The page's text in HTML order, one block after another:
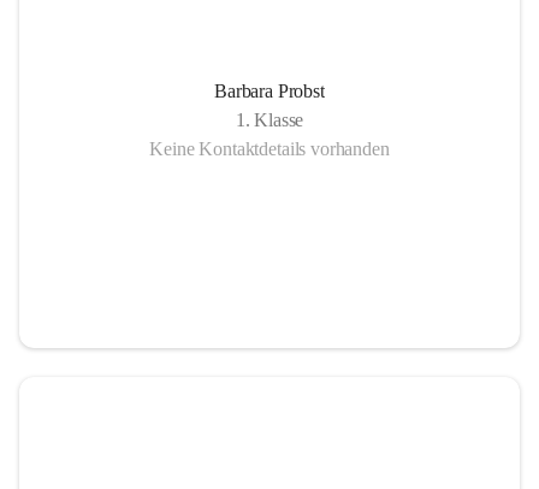
Barbara Probst
1. Klasse
Keine Kontaktdetails vorhanden